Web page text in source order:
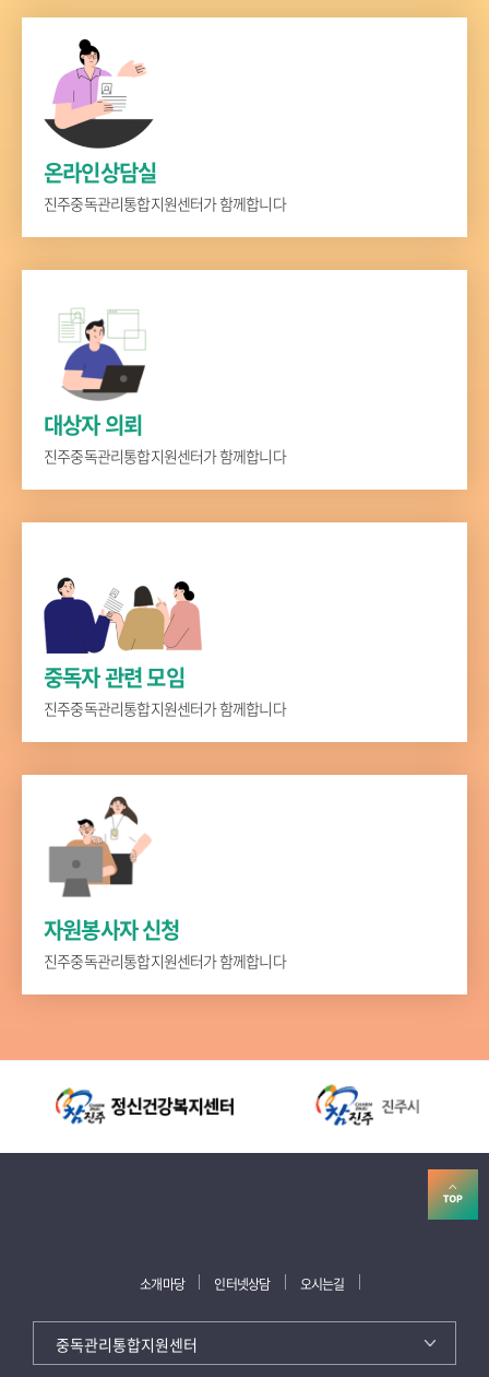
온라인상담실
진주중독관리통합지원센터가 함께합니다
대상자 의뢰
진주중독관리통합지원센터가 함께합니다
중독자 관련 모임
진주중독관리통합지원센터가 함께합니다
자원봉사자 신청
진주중독관리통합지원센터가 함께합니다
소개마당 인터넷상담 오시는길